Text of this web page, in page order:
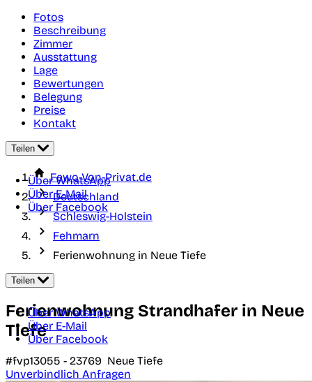
Fotos
Beschreibung
Zimmer
Ausstattung
Lage
Bewertungen
Belegung
Preise
Kontakt
Teilen
Über WhatsApp
Über E-Mail
Über Facebook
Fewo-Von-Privat.de
Deutschland
Schleswig-Holstein
Fehmarn
Ferienwohnung in Neue Tiefe
Teilen
Über WhatsApp
Über E-Mail
Über Facebook
Ferienwohnung Strandhafer in Neue
Tiefe
#fvp13055 - 23769 Neue Tiefe
Unverbindlich Anfragen